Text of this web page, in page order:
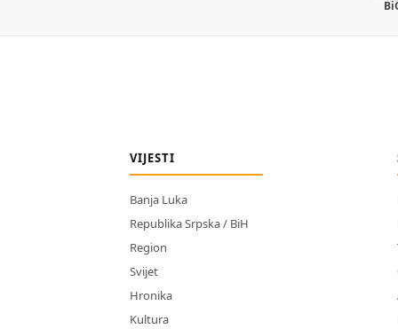
VIJESTI
Banja Luka
Republika Srpska / BiH
Region
Svijet
Hronika
Kultura